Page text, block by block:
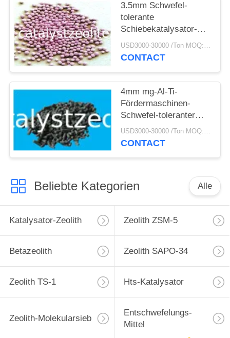
3.5mm Schwefel-
tolerante
Schiebekatalysator-
Bälle
USD3000-30000 /Ton MOQ:1 Kilogramm
CONTACT
4mm mg-Al-Ti-
Fördermaschinen-
Schwefel-toleranter
Schiebekatalysator
USD3000-30000 /Ton MOQ:1 Kilogramm
CONTACT
Beliebte Kategorien Alle
Katalysator-Zeolith Zeolith ZSM-5
Betazeolith Zeolith SAPO-34
Zeolith TS-1 Hts-Katalysator
Zeolith-Molekularsieb
Entschwefelungs-
Mittel